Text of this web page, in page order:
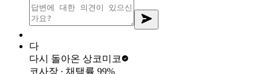
다
다시 돌아온 상코미코
코사장 ∙ 채택률 99%